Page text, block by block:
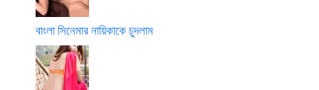
বাংলা সিনেমার নায়িকাকে চুদলাম